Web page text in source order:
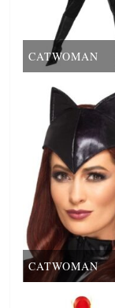
CATWOMAN
CATWOMAN